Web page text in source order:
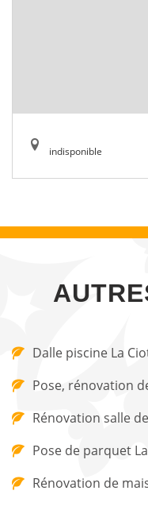
indisponible
Dalle piscine La
Pose, rénovation
Rénovation salle
Pose de parquet
Rénovation de